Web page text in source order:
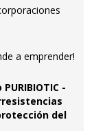
a emprender!
-
del